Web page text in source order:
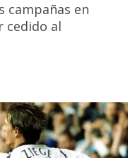
campañas en
cedido al